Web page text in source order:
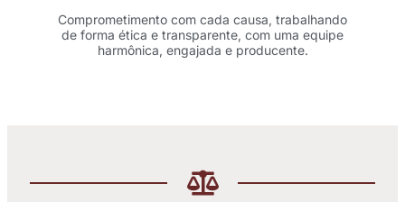
Comprometimento com cada causa, trabalhando
de forma ética e transparente, com uma equipe
harmônica, engajada e producente.